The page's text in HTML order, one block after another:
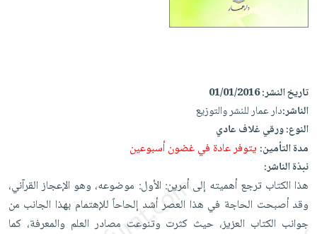
Englishطرحها
Android
تحميل
iKitab
على
Apple
Android
على
Apple
صندوق
العناية
الشخصية
العناية
وتصفيف
الشعر
العناية
بالجسم
العناية
والسفرة
جديد
الكل
أواني
الطهي
أدوات
الخبز
متجر
الهدايا
أقسام
الأكثرشحن
تاريخ النشر:01/01/2016
الناشر:دار عمار للنشر والتوزيع
النوع:ورقي غلاف عادي
مدة التأمين:يتوفر عادة في غضون أسبوعين
نبذة الناشر:
هذا الكتاب ترجع أهميته إلى أمرين: الأول: موضوعه، وهو الإعجاز القرآني،
وقد أصبحت الحاجة في هذا العصر أشد إلحاحاً للإهتمام بهذا الجانب من
جوانب الكتاب العزيز، حيث كثرت وتنوعت مصادر العلم والمعرفة، كما